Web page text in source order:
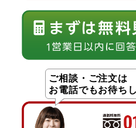
ご相談・ご注文は
お電話でもお待ち